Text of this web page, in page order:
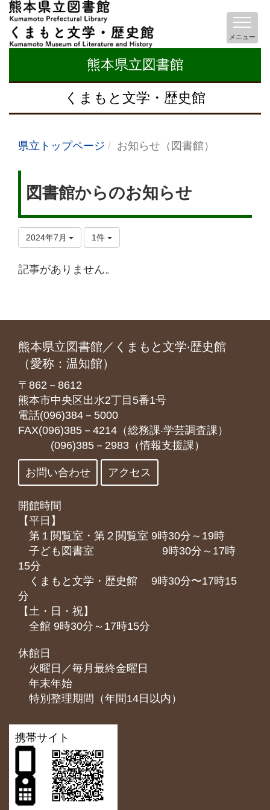
熊本県立図書館
くまもと文学・歴史館
メニュー
県立トップページ お知らせ（図書館）
図書館からのお知らせ
2024年7月 1件
記事がありません。
熊本県立図書館／くまもと文学‧歴史館
（愛称：温知館）
〒862－8612
熊本市中央区出水2丁目5番1号
電話(096)384－5000
FAX(096)385－4214（総務課‧学芸調査課）
(096)385－2983（情報支援課）
お問い合わせ アクセス
開館時間
【平日】
第１閲覧室・第２閲覧室 9時30分～19時
子ども図書室 9時30分～17時
15分
くまもと⽂学・歴史館 9時30分〜17時15
分
【土・日・祝】
全館 9時30分～17時15分
休館日
火曜日／毎月最終金曜日
年末年始
特別整理期間（年間14日以内）
携帯サイト